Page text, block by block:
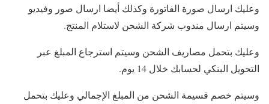
وعليك ارسال صورة الفاتورة وكذلك أيضا ارسال صور وفيديو
وسيتم ارسال مندوب شركة الشحن لاستلام المنتج.
وعليك بتحمل مصاريف الشحن وسيتم استرجاع المبلغ عبر
التحويل البنكي لحسابك خلال 14 يوم.
وسيتم خصم قسيمة الشحن من المبلغ الإجمالي وعليك بتحمل